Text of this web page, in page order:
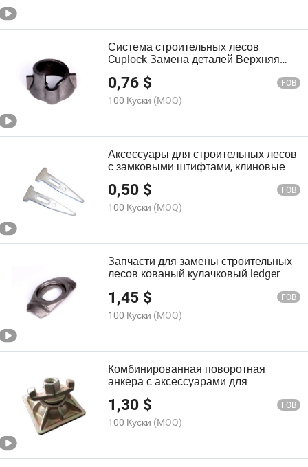
Система строительных лесов
Cuplock Замена деталей Верхняя
чаша Нижняя чаша Ледгер Блейд
0,76 $ FOB
100 Куски (MOQ)
Аксессуары для строительных лесов
с замковыми штифтами, клиновые
штифты, кольцевые замковые
клиновые штифты
0,50 $ FOB
100 Куски (MOQ)
Запчасти для замены строительных
лесов кованый кулачковый ledger
1,45 $ FOB
100 Куски (MOQ)
Комбинированная поворотная
анкера с аксессуарами для
строительных лесов, плита, гайка для
крепления
1,30 $ FOB
100 Куски (MOQ)